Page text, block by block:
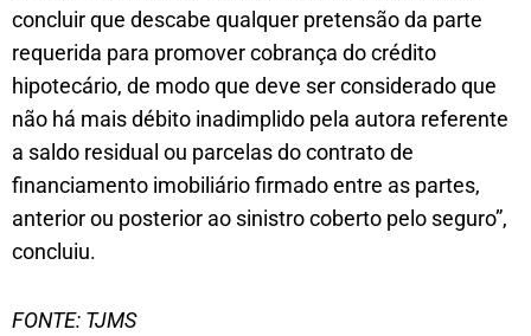
concluir que descabe qualquer pretensão da parte
requerida para promover cobrança do crédito
hipotecário, de modo que deve ser considerado que
não há mais débito inadimplido pela autora referente
a saldo residual ou parcelas do contrato de
financiamento imobiliário firmado entre as partes,
anterior ou posterior ao sinistro coberto pelo seguro”,
concluiu.
FONTE: TJMS